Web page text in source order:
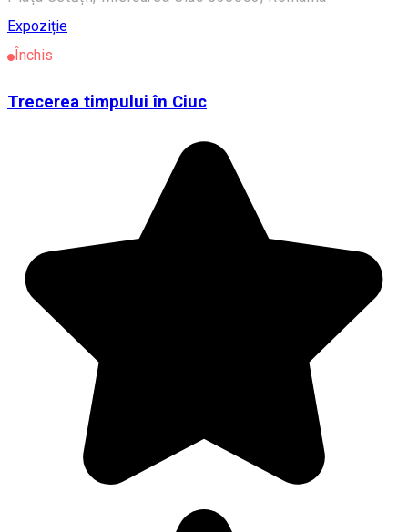
Expoziție
Închis
Trecerea timpului în Ciuc